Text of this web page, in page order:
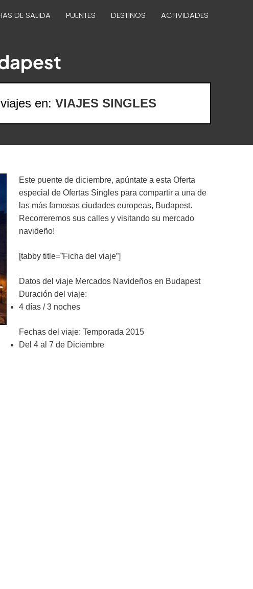
DE SALIDA PUENTES DESTINOS ACTIVIDADES
en: VIAJES SINGLES
Este puente de diciembre, apúntate a esta Oferta
especial de Ofertas Singles para compartir a una de
las más famosas ciudades europeas, Budapest.
Recorreremos sus calles y visitando su mercado
navideño!
[tabby title=”Ficha del viaje”]
Datos del viaje Mercados Navideños en Budapest
Duración del viaje:
4 días / 3 noches
Fechas del viaje: Temporada 2015
Del 4 al 7 de Diciembre